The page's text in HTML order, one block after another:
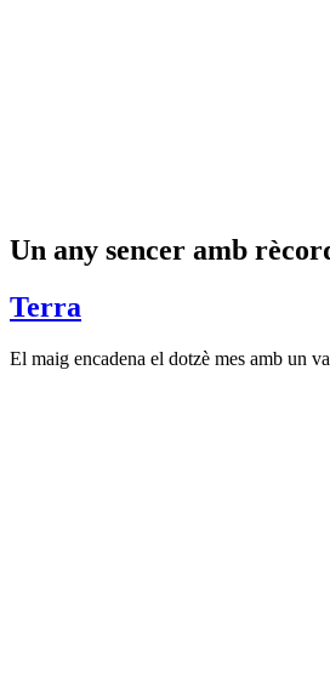
Un any sencer amb
Terra
El maig encadena el dotzè mes amb un